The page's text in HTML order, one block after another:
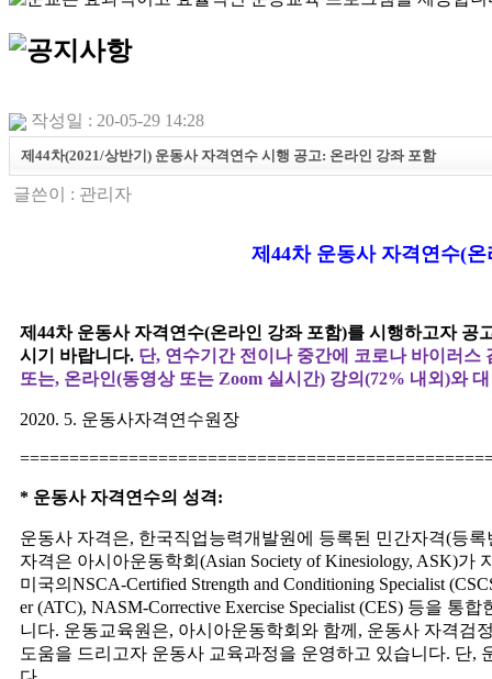
작성일 : 20-05-29 14:28
제44차(2021/상반기) 운동사 자격연수 시행 공고: 온라인 강좌 포함
글쓴이 : 관리자
제 44차 운동사 자격연수(
제 44차 운동사 자격연수(온라인 강좌 포함)를 시행하고자
시기 바랍니다. 단, 연수기간 전이나 중간에 코로나 바이러스
또는, 온라인(동영상 또는 Zoom 실시간) 강의(72% 내외)와
2020. 5. 운동사자격연수원장
* 운동사 자격연수의 성격:
운동사 자격은, 한국직업능력개발원에 등록된 민간자격(등록
자격은 아시아운동학회 (Asian Society of Kinesiology, ASK)가
미국의 NSCA-Certified Strength and Conditioning Specialist
er (ATC), NASM-Corrective Exercise Specialist (CES) 등을 통합
니다. 운동교육원은, 아시아운동학회와 함께, 운동사 자격검
도움을 드리고자 운동사 교육과정을 운영하고 있습니다. 단,